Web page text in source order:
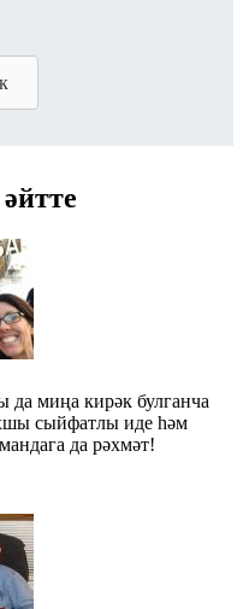
да миңа кирәк булганча
сыйфатлы иде һәм
да рәхмәт!